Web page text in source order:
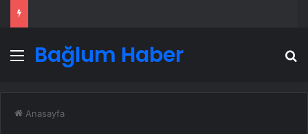
Menü
Bağlum Haber
Anasayfa